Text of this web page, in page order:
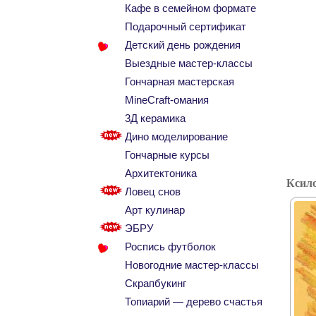
Кафе в семейном формате
Подарочный сертификат
Детский день рождения
Выездные мастер-классы
Гончарная мастерская
MineCraft-омания
3Д керамика
Дино моделирование
Гончарные курсы
Архитектоника
Ловец снов
Арт кулинар
ЭБРУ
Роспись футболок
Новогодние мастер-классы
Скрапбукинг
Топиарий — дерево счастья